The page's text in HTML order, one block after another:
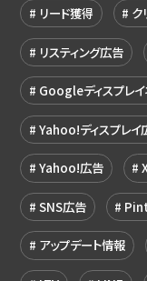
リード獲得 ク
リスティング広告
Googleディスプレ
Yahoo!ディスプレイ
Yahoo!広告
SNS広告
アップデート情報